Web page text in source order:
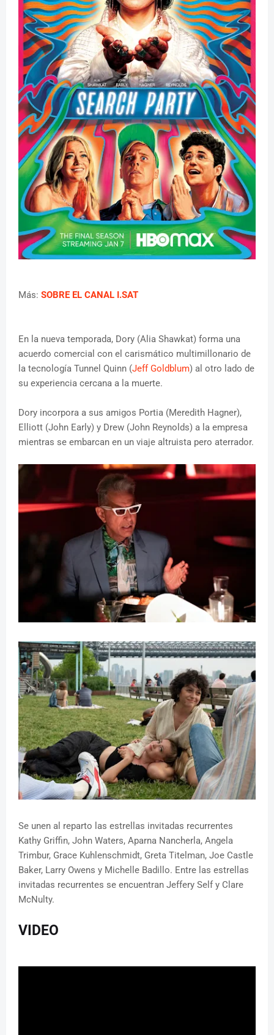
Más: SOBRE EL CANAL I.SAT
En la nueva temporada, Dory (Alia Shawkat) forma una
acuerdo comercial con el carismático multimillonario de
la tecnología Tunnel Quinn (Jeff Goldblum) al otro lado de
su experiencia cercana a la muerte.
Dory incorpora a sus amigos Portia (Meredith Hagner),
Elliott (John Early) y Drew (John Reynolds) a la empresa
mientras se embarcan en un viaje altruista pero aterrador.
Se unen al reparto las estrellas invitadas recurrentes
Kathy Griffin, John Waters, Aparna Nancherla, Angela
Trimbur, Grace Kuhlenschmidt, Greta Titelman, Joe Castle
Baker, Larry Owens y Michelle Badillo. Entre las estrellas
invitadas recurrentes se encuentran Jeffery Self y Clare
McNulty.
VIDEO